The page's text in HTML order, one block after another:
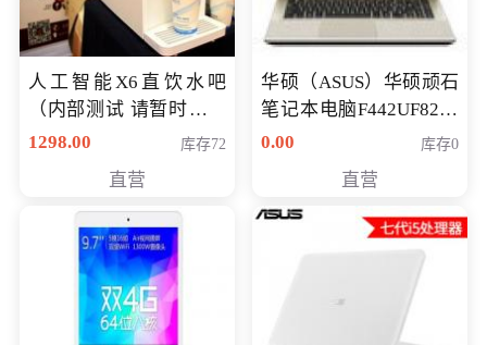
人工智能X6直饮水吧
（内部测试 请暂时不要
购买）
1298.00 库存72
直营
华硕（ASUS）华硕顽石
笔记本电脑F442UF8250
八代独显轻薄办公商务
0.00 库存0
直营